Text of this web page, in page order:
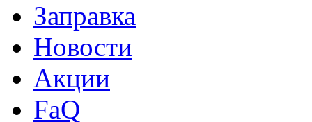
Заправка
Новости
Акции
FaQ